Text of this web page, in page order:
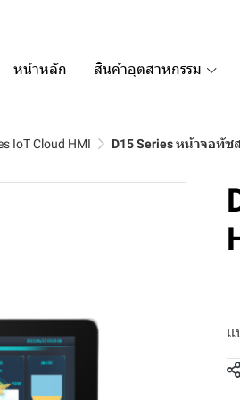
หน้าหลัก สินค้าอุตสาหกรรม
IoT Cloud HMI D15 Series หน้าจอทัช
แ